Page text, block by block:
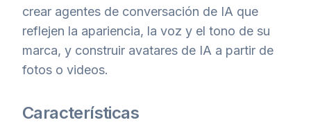
crear agentes de conversación de IA que
reflejen la apariencia, la voz y el tono de su
marca, y construir avatares de IA a partir de
fotos o videos.
Características